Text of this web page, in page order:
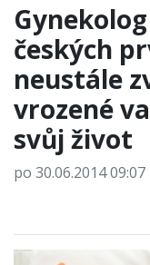
českých
neustále
vrozené
svůj život
po 30.06.2014 09:07